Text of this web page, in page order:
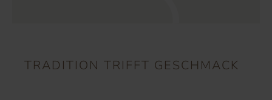
TRADITION TRIFFT GESCHMACK